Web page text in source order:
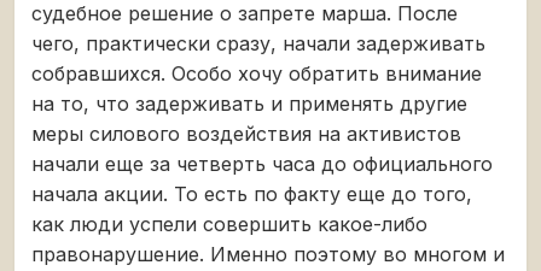
судебное решение о запрете марша. После
чего, практически сразу, начали задерживать
собравшихся. Особо хочу обратить внимание
на то, что задерживать и применять другие
меры силового воздействия на активистов
начали еще за четверть часа до официального
начала акции. То есть по факту еще до того,
как люди успели совершить какое-либо
правонарушение. Именно поэтому во многом и